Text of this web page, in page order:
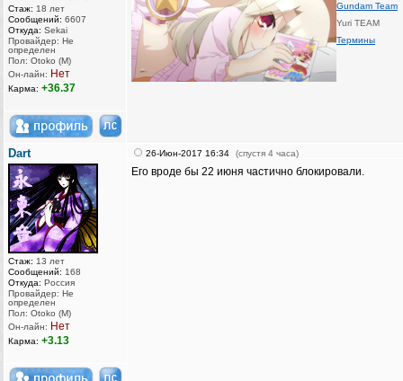
Стаж: 18 лет
Сообщений: 6607
Откуда: Sekai
Провайдер: Не
определен
Пол: Otoko (M)
Он-лайн: Нет
Карма: +36.37
Gundam Team
Yuri TEAM
Термины
Dart
Стаж: 13 лет
Сообщений: 168
Откуда: Россия
Провайдер: Не
определен
Пол: Otoko (M)
Он-лайн: Нет
Карма: +3.13
26-Июн-2017 16:34 (спустя 4 часа)
Его вроде бы 22 июня частично блокировали.